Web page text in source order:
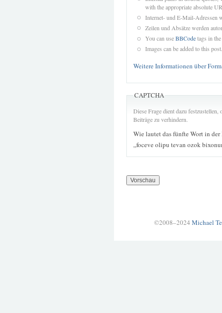
with the appropriate absolute
Internet- und E-Mail-Adressen
Zeilen und Absätze werden
You can useBBCodetags in
Images can be added to this post.
Weitere Informationen über
CAPTCHA
Diese Frage dient dazu
Beiträge zu verhindern.
Wie lautet das fünfte Wort in der
„foceve olipu tevan ozok
©2008–2024 Michael